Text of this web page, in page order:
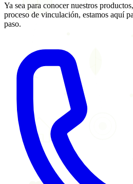
Ya sea para conocer nuestros
proceso de vinculación, estamos aquí
paso.